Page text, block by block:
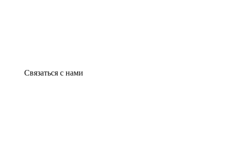
Связаться с нами